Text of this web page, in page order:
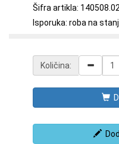
Šifra artikla:
Isporuka: roba na
Količina: